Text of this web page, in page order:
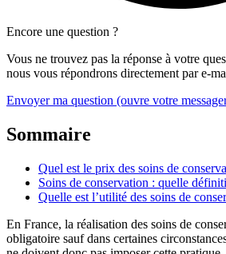
Encore une question ?
Vous ne trouvez pas la réponse à votre
nous vous répondrons directement par e-
Envoyer ma question (ouvre votre
Sommaire
Quel est le prix des soins de
Soins de conservation : quelle
Quelle est l’utilité des soins de
En France, la réalisation des soins de
obligatoire sauf dans certaines